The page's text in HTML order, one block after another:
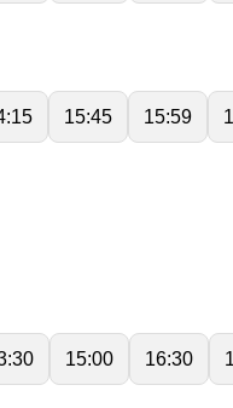
15:45 15:59
15:00 16:30